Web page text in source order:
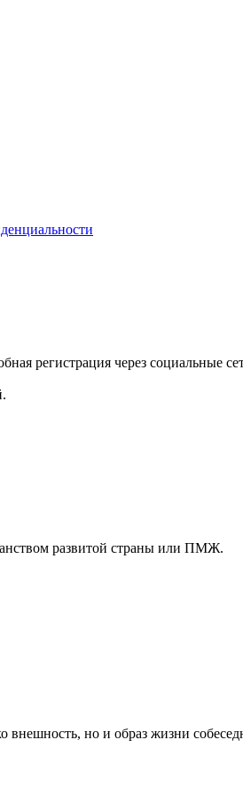
регистрация через социальные
развитой страны или ПМЖ.
но и образ жизни